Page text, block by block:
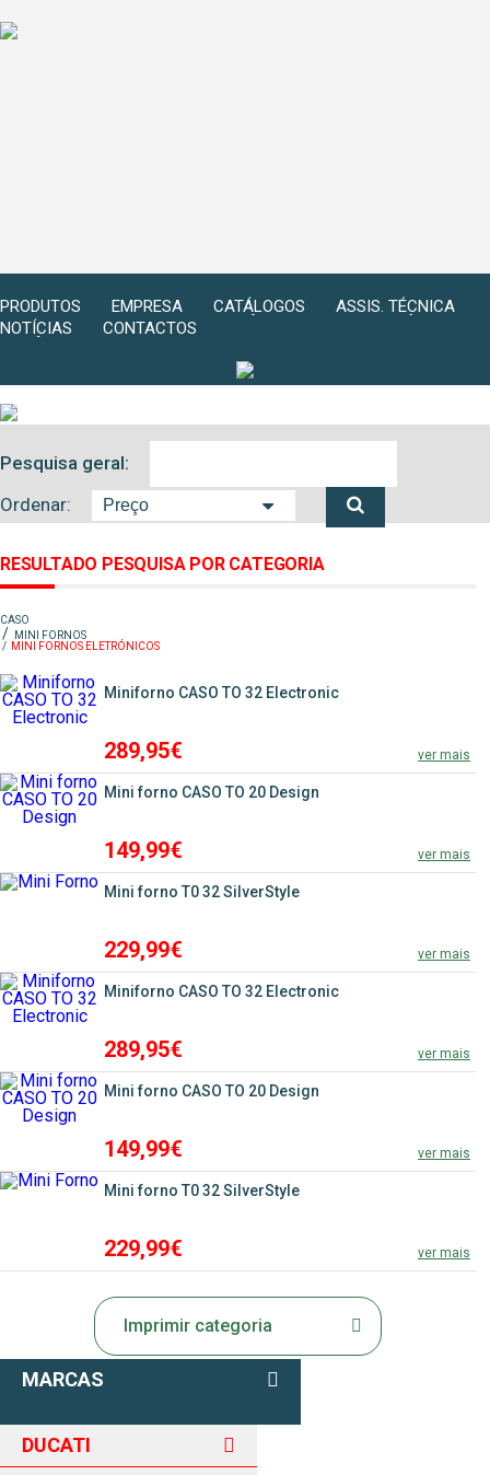
PRODUTOS EMPRESA CATÁLOGOS
ASSIS. TÉCNICA
NOTÍCIAS
CONTACTOS
Pesquisa geral:
Ordenar:
MARCAS
DUCATI
RESULTADO PESQUISA POR CATEGORIA
CASO
MINI FORNOS
MINI FORNOS ELETRÓNICOS
Miniforno CASO TO 32 Electronic
289,95€ ver mais
Mini forno CASO TO 20 Design
149,99€ ver mais
Mini forno T0 32 SilverStyle
229,99€ ver mais
Miniforno CASO TO 32 Electronic
289,95€ ver mais
Mini forno CASO TO 20 Design
149,99€ ver mais
Mini forno T0 32 SilverStyle
229,99€ ver mais
Imprimir categoria